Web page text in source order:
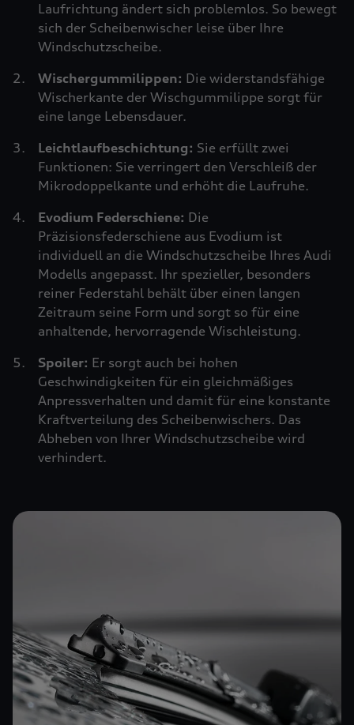
Laufrichtung ändert sich problemlos. So bewegt
sich der Scheibenwischer leise über Ihre
Windschutzscheibe.
Wischergummilippen: Die widerstandsfähige
Wischerkante der Wischgummilippe sorgt für
eine lange Lebensdauer.
Leichtlaufbeschichtung: Sie erfüllt zwei
Funktionen: Sie verringert den Verschleiß der
Mikrodoppelkante und erhöht die Laufruhe.
Evodium Federschiene: Die
Präzisionsfederschiene aus Evodium ist
individuell an die Windschutzscheibe Ihres Audi
Modells angepasst. Ihr spezieller, besonders
reiner Federstahl behält über einen langen
Zeitraum seine Form und sorgt so für eine
anhaltende, hervorragende Wischleistung.
Spoiler: Er sorgt auch bei hohen
Geschwindigkeiten für ein gleichmäßiges
Anpressverhalten und damit für eine konstante
Kraftverteilung des Scheibenwischers. Das
Abheben von Ihrer Windschutzscheibe wird
verhindert.